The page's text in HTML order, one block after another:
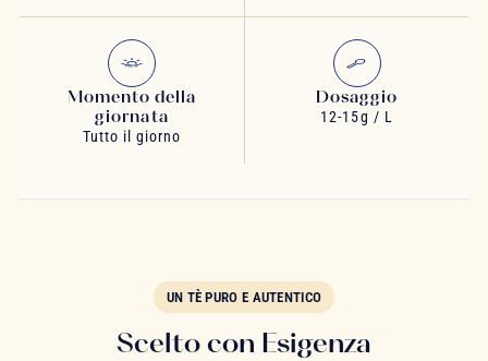
Momento della
giornata
Tutto il giorno
Dosaggio
12-15g / L
UN TÈ PURO E AUTENTICO
Scelto con Esigenza